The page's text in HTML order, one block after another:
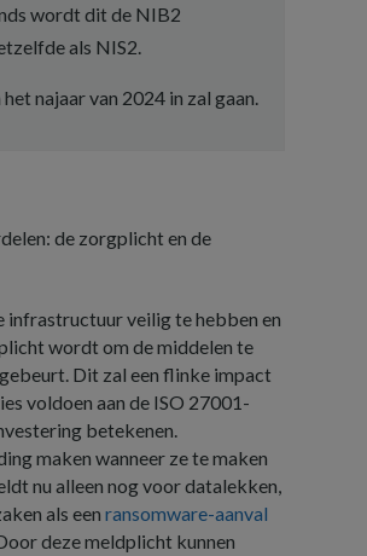
wordt dit de NIB2
als NIS2.
najaar van 2024 in zal gaan.
de zorgplicht en de
infrastructuur veilig te hebben en
wordt om de middelen te
Dit zal een flinke impact
voldoen aan de ISO 27001-
betekenen.
maken wanneer ze te maken
nu alleen nog voor datalekken,
als een ransomware-aanval
deze meldplicht kunnen